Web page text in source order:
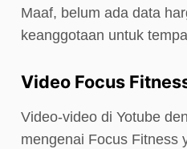
Maaf, belum ada data
keanggotaan untuk
Video Focus
Video-video di Yotube
mengenai Focus Fitness